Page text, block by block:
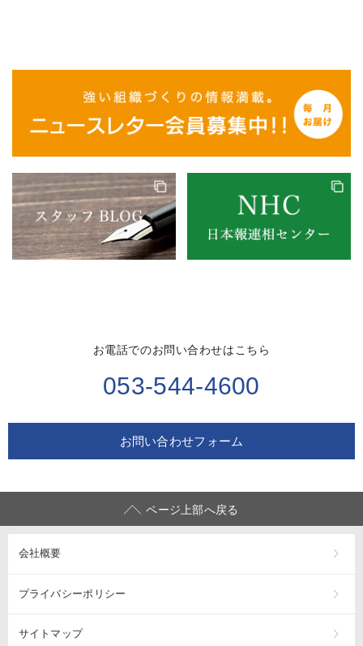
お電話でのお問い合わせはこちら
053-544-4600
お問い合わせフォーム
ページ上部へ戻る
会社概要
プライバシーポリシー
サイトマップ